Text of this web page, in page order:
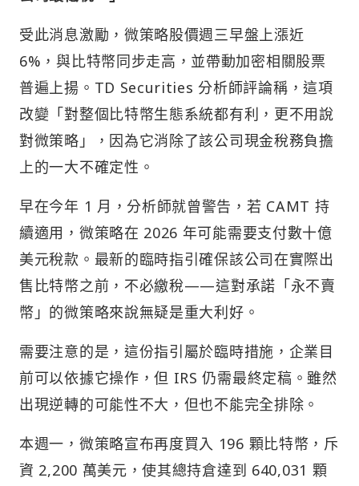
受此消息激勵，微策略股價週三早盤上漲近
6%，與比特幣同步走高，並帶動加密相關股票
普遍上揚。TD Securities 分析師評論稱，這項
改變「對整個比特幣生態系統都有利，更不用說
對微策略」，因為它消除了該公司現金稅務負擔
上的一大不確定性。
早在今年 1 月，分析師就曾警告，若 CAMT 持
續適用，微策略在 2026 年可能需要支付數十億
美元稅款。最新的臨時指引確保該公司在實際出
售比特幣之前，不必繳稅——這對承諾「永不賣
幣」的微策略來說無疑是重大利好。
需要注意的是，這份指引屬於臨時措施，企業目
前可以依據它操作，但 IRS 仍需最終定稿。雖然
出現逆轉的可能性不大，但也不能完全排除。
本週一，微策略宣布再度買入 196 顆比特幣，斥
資 2,200 萬美元，使其總持倉達到 640,031 顆